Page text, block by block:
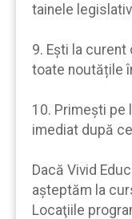
tainele
9. Eşti la
toate noutățile
10. Primeşti pe
imediat după
Dacă Vivid
aşteptăm la
Locaţiile